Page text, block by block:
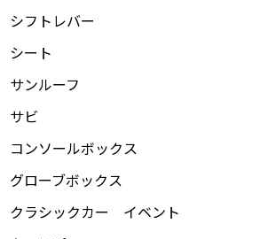
シフトレバー
シート
サンルーフ
サビ
コンソールボックス
グローブボックス
クラシックカー イベント